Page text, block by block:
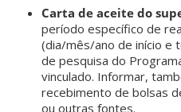
Carta de aceite do
período específico de
(dia/mês/ano de início e
de pesquisa do
vinculado. Informar,
recebimento de bolsas
ou outras fontes.